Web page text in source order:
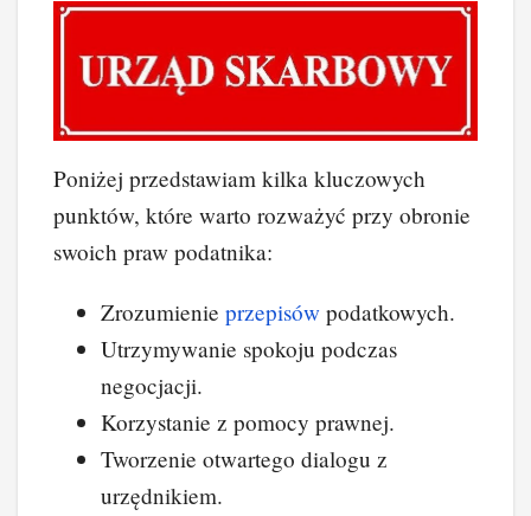
Poniżej przedstawiam kilka kluczowych
punktów, które warto rozważyć przy obronie
swoich praw podatnika:
Zrozumienie przepisów podatkowych.
Utrzymywanie spokoju podczas
negocjacji.
Korzystanie z pomocy prawnej.
Tworzenie otwartego dialogu z
urzędnikiem.